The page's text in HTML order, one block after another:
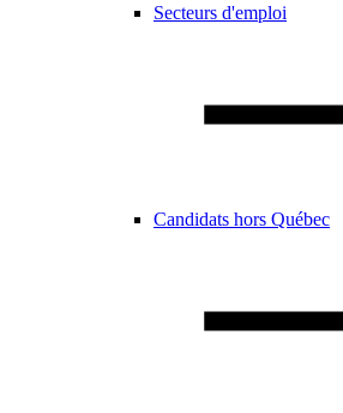
Secteurs d'emploi
Candidats hors Québec